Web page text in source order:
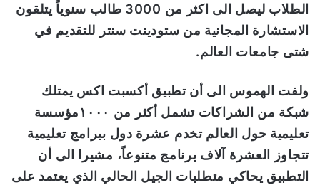
الطلاب ليصل الى اكثر من 3000 طالب سنوياً يتلقون
الاستشارة المجانية من ستودينت سنتر للتقديم في
شتى جامعات العالم.
ولفت الهموس الى أن تطبيق أكسبت اكس يمتلك
شبكة من الشراكات تشمل أكثر من ١٠٠٠مؤسسة
تعليمية حول العالم تخدم عشرة دول ببرامج تعليمية
تتجاوز العشرة آلاف برنامج متنوعاً، مشيرا الى أن
التطبيق يحاكي متطلبات الجيل الحالي الذي يعتمد على